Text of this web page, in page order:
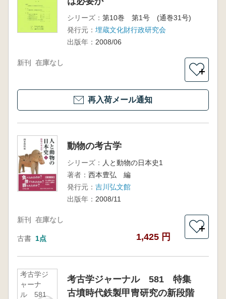
シリーズ： 第10巻 第1号 (通巻31号)
発行元： 埋蔵文化財行政研究会
出版年： 2008/06
新刊 在庫なし
＋
再入荷メール通知
動物の考古学
シリーズ： 人と動物の日本史1
著者： 西本豊弘 編
発行元： 吉川弘文館
出版年： 2008/11
新刊 在庫なし
古書 1点 1,425 円
＋
考古学ジ
ャーナ
ル 581
考古学ジャーナル 581 特集
古墳時代鉄製甲冑研究の新段階